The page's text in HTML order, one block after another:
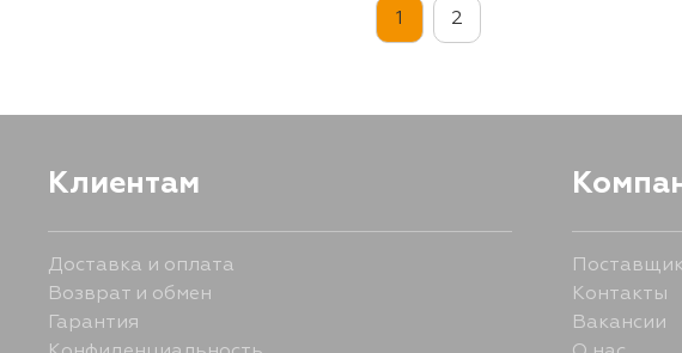
1 2
Клиентам
Доставка и оплата
Возврат и обмен
Гарантия
Контакты
Вакансии